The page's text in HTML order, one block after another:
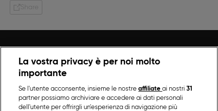
Share
La vostra privacy è per noi molto
importante
Se l'utente acconsente, insieme le nostreaffiliateai nostri31
partner possiamo archiviare e accedere ai dati personali
dell'utente per offrirgli un'esperienza di navigazione più